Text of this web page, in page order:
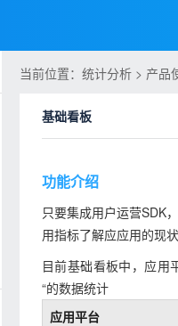
当前位置：统计分析 > 产
基础看板
功能介绍
只要集成用户运营SDK
用指标了解应应用的现
目前基础看板中，应用
“的数据统计
应用平台